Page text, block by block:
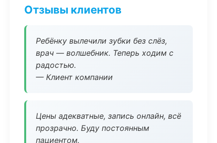
Отзывы клиентов
Ребёнку вылечили зубки без слёз,
врач — волшебник. Теперь ходим с
радостью.
— Клиент компании
Цены адекватные, запись онлайн, всё
прозрачно. Буду постоянным
пациентом.